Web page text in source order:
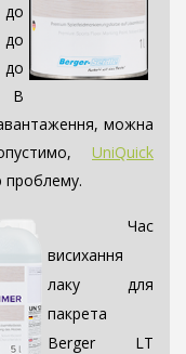
В
можна
UniQuick
проблему.
Час
висихання
лаку для
пакрета
Berger LT